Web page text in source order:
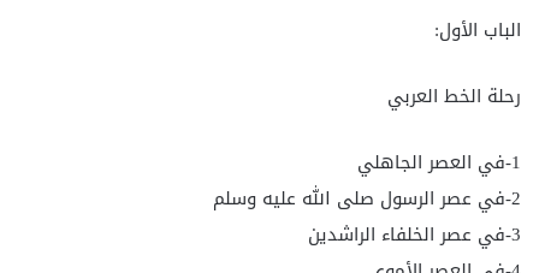
الباب الأول:
رحلة الخط العربي
1-في العصر الجاهلي
2-في عصر الرسول صلى الله عليه وسلم
3-في عصر الخلفاء الراشدين